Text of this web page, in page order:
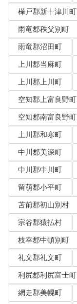
樺戸郡新十津川町
雨竜郡秩父別町
雨竜郡沼田町
上川郡当麻町
上川郡上川町
空知郡上富良野町
空知郡南富良野町
上川郡和寒町
中川郡美深町
中川郡中川町
留萌郡小平町
苫前郡初山別村
宗谷郡猿払村
枝幸郡中頓別町
礼文郡礼文町
利尻郡利尻富士町
網走郡美幌町